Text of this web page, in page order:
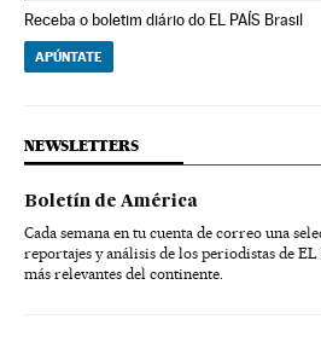
Receba o boletim diário do EL PAÍS Brasil
APÚNTATE
NEWSLETTERS
Boletín de América
Cada semana en tu cuenta de correo una
reportajes y análisis de los periodistas de
más relevantes del continente.